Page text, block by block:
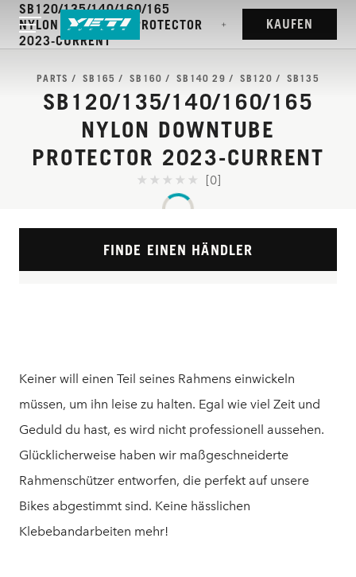
SB120/135/140/160/165
NYLON DOWNTUBE PROTECTOR
2023-CURRENT
KAUFEN
PARTS SB165 SB160 SB140 29 SB120 SB135
SB120/135/140/160/165
NYLON DOWNTUBE
PROTECTOR 2023-CURRENT
[0]
FINDE EINEN HÄNDLER
Keiner will einen Teil seines Rahmens einwickeln
müssen, um ihn leise zu halten. Egal wie viel Zeit und
Geduld du hast, es wird nicht professionell aussehen.
Glücklicherweise haben wir maßgeschneiderte
Rahmenschützer entworfen, die perfekt auf unsere
Bikes abgestimmt sind. Keine hässlichen
Klebebandarbeiten mehr!